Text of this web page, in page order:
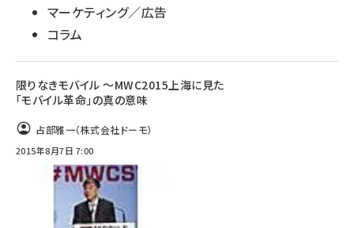
マーケティング／広告
コラム
限りなきモバイル ～MWC2015上海に見た
「モバイル革命」の真の意味
占部雅一（株式会社ドーモ）
2015年8月7日 7:00